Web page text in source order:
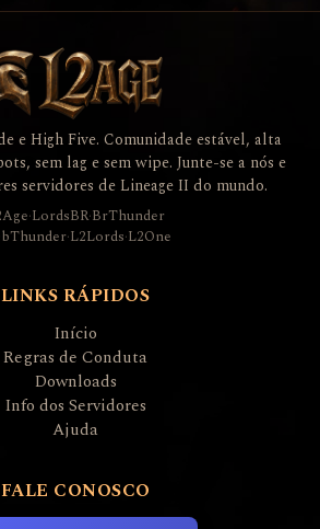
e High Five. Comunidade estável, alta
sem lag e sem wipe. Junte-se a nós e
servidores de Lineage II do mundo.
·LordsBR·BrThunder
·L2Lords·L2One
LINKS RÁPIDOS
Início
Regras de Conduta
Downloads
Info dos Servidores
Ajuda
FALE CONOSCO